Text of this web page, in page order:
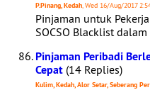
P.Pinang, Kedah, Wed 16/Aug/2017
Pinjaman untuk Pekerja
SOCSO Blacklist dalam
Pinjaman Peribadi
Cepat (14 Replies)
Kulim, Kedah, Alor Setar, Seberang